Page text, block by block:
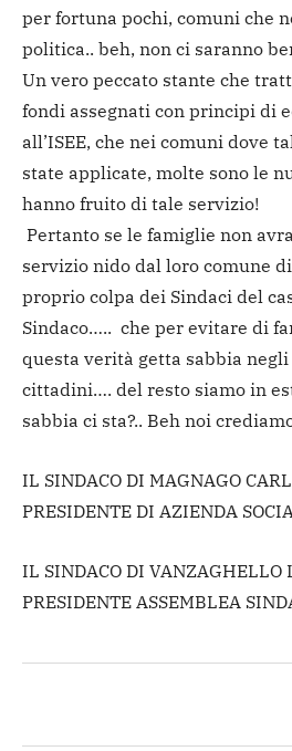
per fortuna pochi, comuni che
politica.. beh, non ci saranno
Un vero peccato stante che
fondi assegnati con principi di
all’ISEE, che nei comuni dove
state applicate, molte sono le
hanno fruito di tale servizio!
Pertanto se le famiglie non
servizio nido dal loro comune
proprio colpa dei Sindaci del
Sindaco….. che per evitare di
questa verità getta sabbia
cittadini…. del resto siamo in
sabbia ci sta?.. Beh noi
IL SINDACO DI MAGNAGO
PRESIDENTE DI AZIENDA
IL SINDACO DI VANZAGHELLO
PRESIDENTE ASSEMBLEA